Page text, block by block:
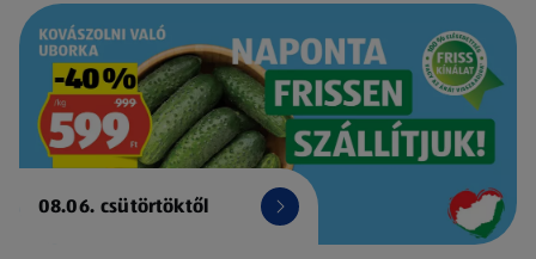
08.06. csütörtöktől